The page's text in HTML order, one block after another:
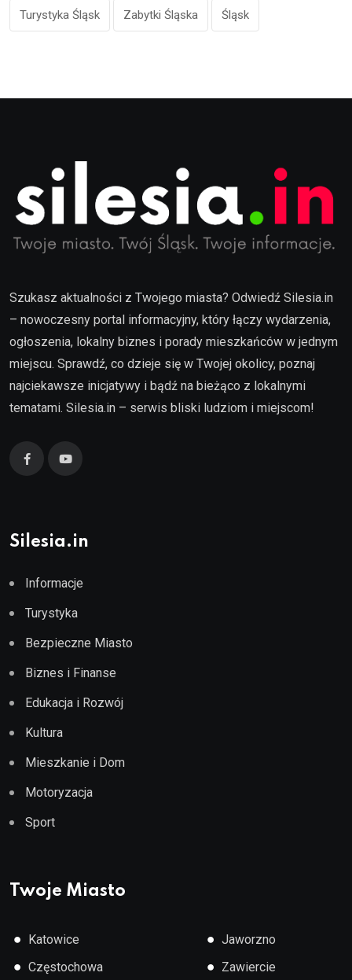
Turystyka Śląsk Zabytki Śląska Śląsk
Szukasz aktualności z Twojego miasta? Odwiedź Silesia.in
– nowoczesny portal informacyjny, który łączy wydarzenia,
ogłoszenia, lokalny biznes i porady mieszkańców w jednym
miejscu. Sprawdź, co dzieje się w Twojej okolicy, poznaj
najciekawsze inicjatywy i bądź na bieżąco z lokalnymi
tematami. Silesia.in – serwis bliski ludziom i miejscom!
Silesia.in
Informacje
Turystyka
Bezpieczne Miasto
Biznes i Finanse
Edukacja i Rozwój
Kultura
Mieszkanie i Dom
Motoryzacja
Sport
Twoje Miasto
● Katowice
● Częstochowa
● Jaworzno
● Zawiercie